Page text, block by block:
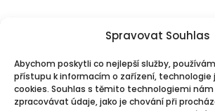
Spravovat Souhlas
Abychom poskytli co nejlepší služby,
přístupu k informacím o zařízení, technologie
cookies. Souhlas s těmito technologiemi
zpracovávat údaje, jako je chování při
Additional Information
GDPR
Cookies